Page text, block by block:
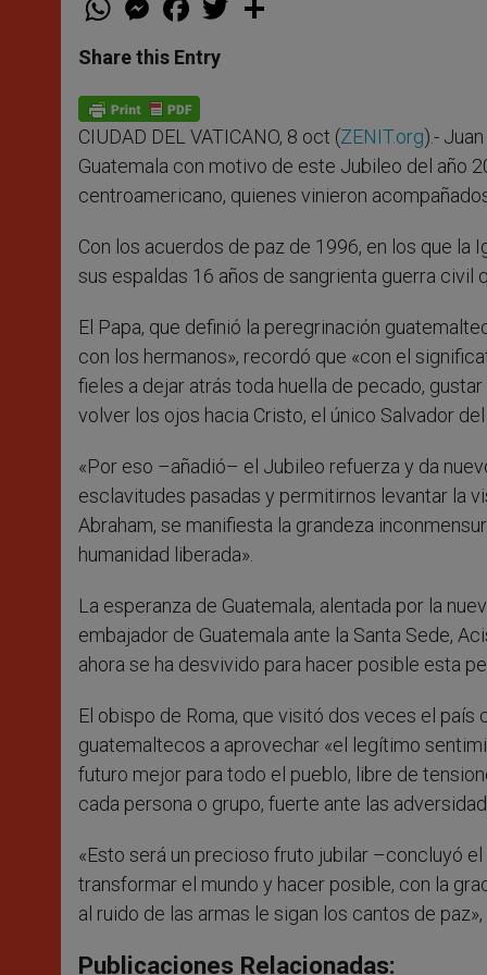
t
s
p
p
e
s
e
g
e
r
a
e
b
o
k
w
Share this Entry
CIUDAD DEL VATICANO, 8 oct (ZENIT.org).-
Guatemala con motivo de este Jubileo del año
centroamericano, quienes vinieron
Con los acuerdos de paz de 1996, en los que
sus espaldas 16 años de sangrienta guerra civil
El Papa, que definió la peregrinación
con los hermanos», recordó que «con el
fieles a dejar atrás toda huella de pecado,
volver los ojos hacia Cristo, el único Salvador
«Por eso –añadió– el Jubileo refuerza y da
esclavitudes pasadas y permitirnos levantar la
Abraham, se manifiesta la grandeza
humanidad liberada».
La esperanza de Guatemala, alentada por la
embajador de Guatemala ante la Santa Sede,
ahora se ha desvivido para hacer posible esta
El obispo de Roma, que visitó dos veces el
guatemaltecos a aprovechar «el legítimo
futuro mejor para todo el pueblo, libre de
cada persona o grupo, fuerte ante las
«Esto será un precioso fruto jubilar –concluyó
transformar el mundo y hacer posible, con la
al ruido de las armas le sigan los cantos de
Publicaciones Relacionadas: